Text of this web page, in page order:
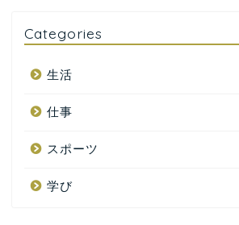
Categories
生活
仕事
スポーツ
学び